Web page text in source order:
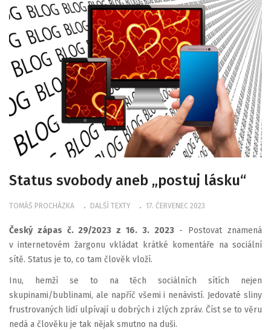
Status svobody aneb „postuj lásku“
TOMÁŠ PROCHÁZKA DALŠÍ TEXTY 17. ČERVENEC 2023
Český zápas č. 29/2023 z 16. 3. 2023- Postovat znamená
v internetovém žargonu vkládat krátké komentáře na sociální
sítě. Status je to, co tam člověk vloží.
Inu, hemží se to na těch sociálních sítích nejen
skupinami/bublinami, ale napříč všemi i nenávistí. Jedovaté sliny
frustrovaných lidí ulpívají u dobrých i zlých zpráv. Číst se to věru
nedá a člověku je tak nějak smutno na duši.